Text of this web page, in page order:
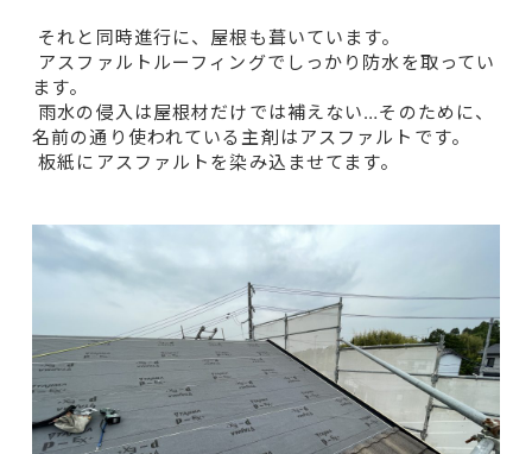
それと同時進行に、屋根も葺いています。
アスファルトルーフィングでしっかり防水を取ってい
ます。
雨水の侵入は屋根材だけでは補えない…そのために、
名前の通り使われている主剤はアスファルトです。
板紙にアスファルトを染み込ませてます。